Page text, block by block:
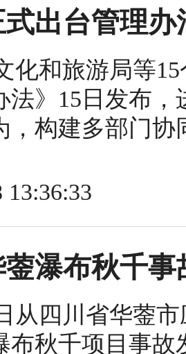
出台管理
化和旅游局等
法》15日发布
，构建多部门
13:36:33
蓥瀑布秋千
从四川省华蓥
布秋千项目事